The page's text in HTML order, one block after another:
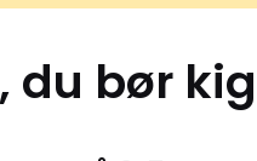
, du bør